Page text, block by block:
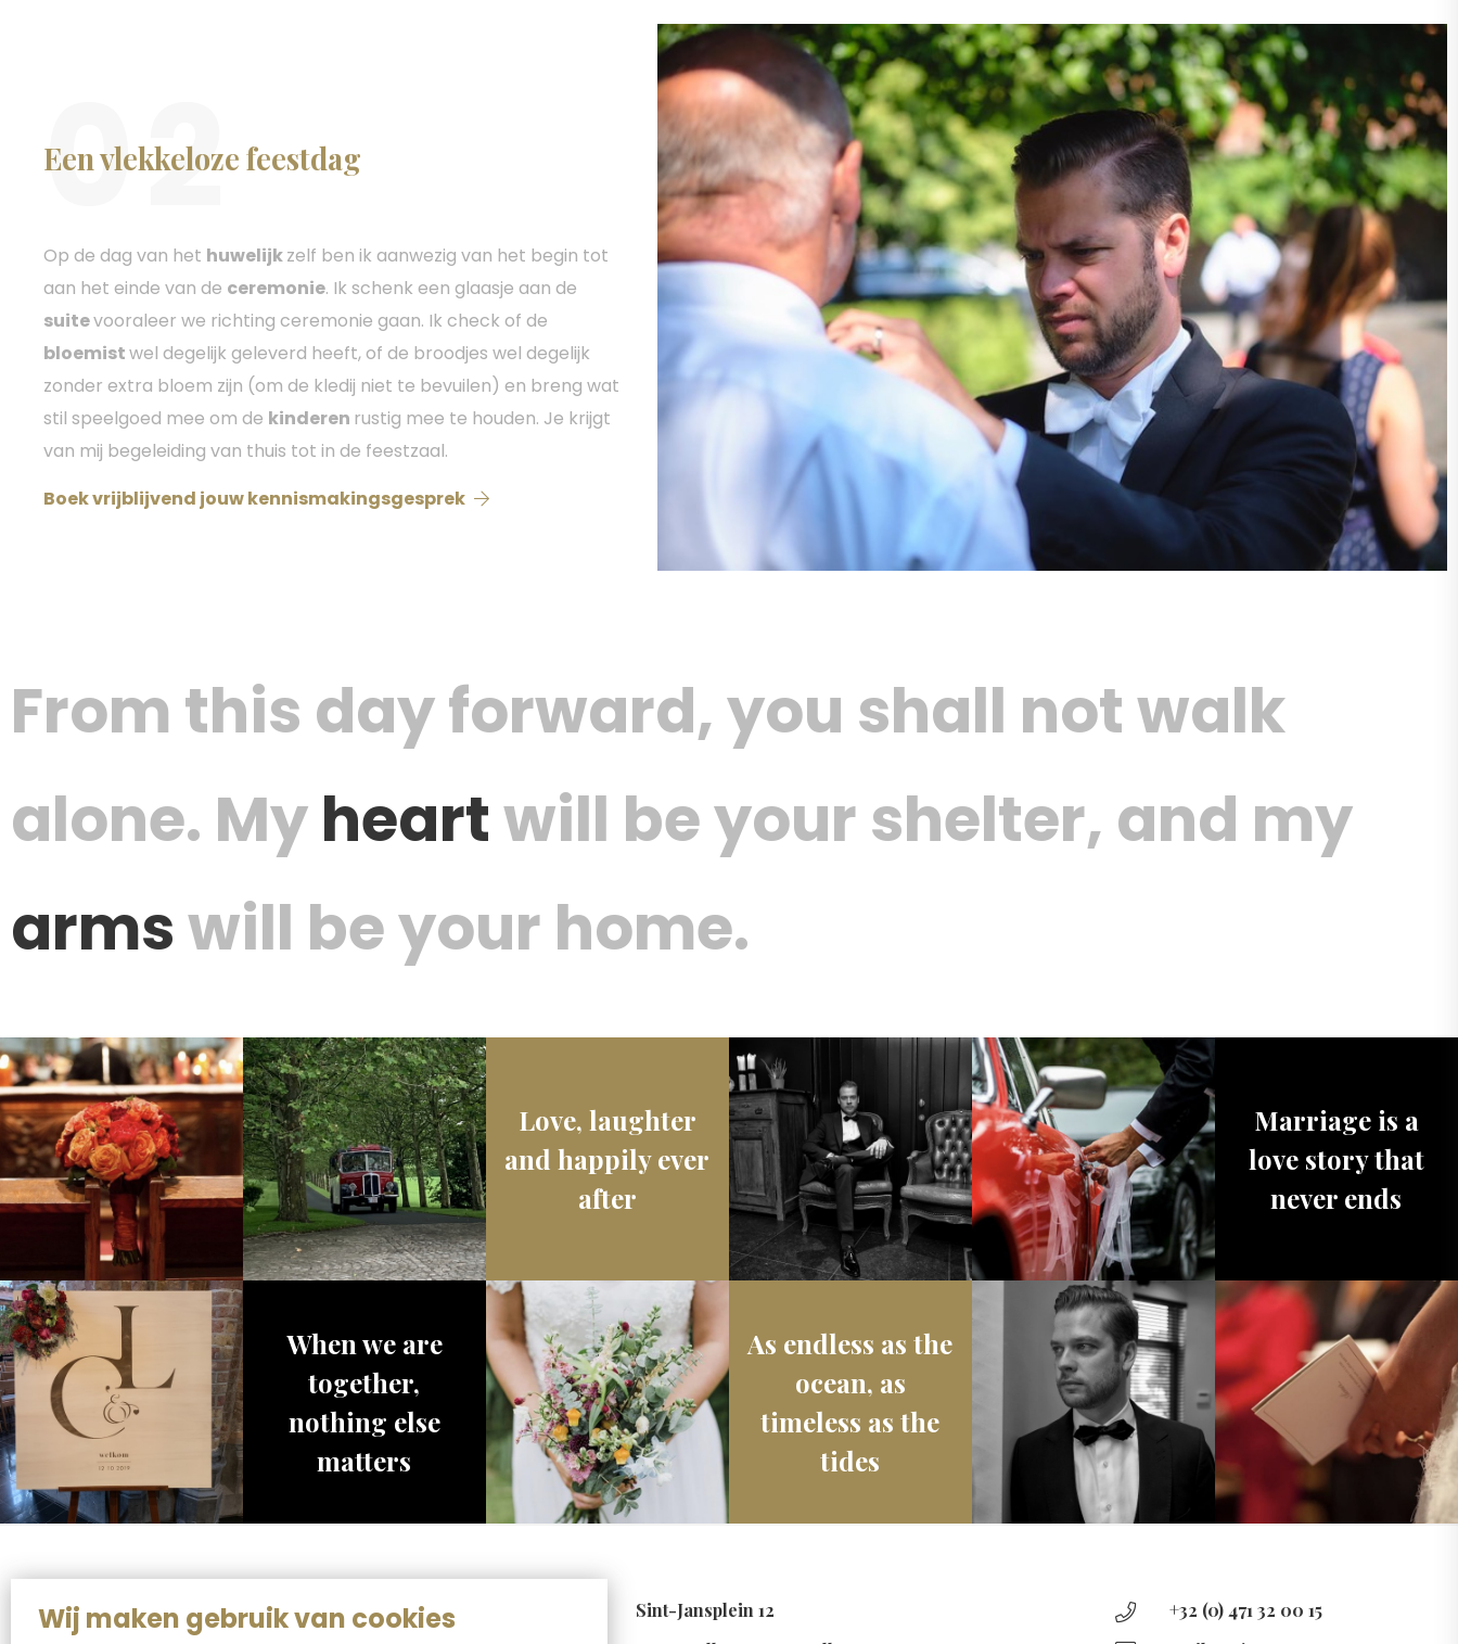
02
Een vlekkeloze feestdag
Op de dag van het huwelijkzelf ben ik aanwezig van het begin tot
aan het einde van de ceremonie. Ik schenk een glaasje aan de
suitevooraleer we richting ceremonie gaan. Ik check of de
bloemistwel degelijk geleverd heeft, of de broodjes wel degelijk
zonder extra bloem zijn (om de kledij niet te bevuilen) en breng wat
stil speelgoed mee om de kinderen rustig mee te houden. Je krijgt
van mij begeleiding van thuis tot in de feestzaal.
Boek vrijblijvend jouw kennismakingsgesprek
From this day forward, you shall not walk
alone. Myheartwill be your shelter, and my
armswill be your home.
Love, laughter
and happily ever
after
Marriage is a
love story that
never ends
When we are
together,
nothing else
matters
As endless as the
ocean, as
timeless as the
tides
Sint-Jansplein 12
+32 (0) 471 32 00 15
Wij maken gebruik van cookies